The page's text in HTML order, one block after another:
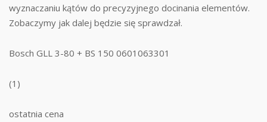
wyznaczaniu kątów do precyzyjnego docinania elementów.
Zobaczymy jak dalej będzie się sprawdzał.
Bosch GLL 3-80 + BS 150 0601063301
(1)
ostatnia cena